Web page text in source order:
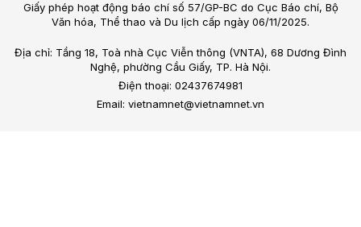
Giấy phép hoạt động báo chí số 57/GP-BC do Cục Báo chí, Bộ
Văn hóa, Thể thao và Du lịch cấp ngày 06/11/2025.
Địa chỉ: Tầng 18, Toà nhà Cục Viễn thông (VNTA), 68 Dương Đình
Nghệ, phường Cầu Giấy, TP. Hà Nội.
Điện thoại: 02437674981
Email: vietnamnet@vietnamnet.vn